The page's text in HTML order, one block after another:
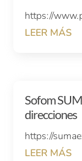
https://
LEER MÁS
Sofom
direcciones
https://
LEER MÁS